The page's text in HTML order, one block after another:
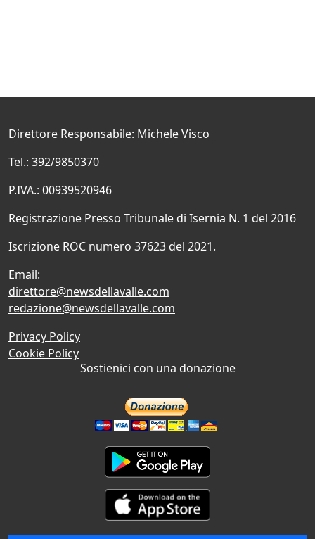
Direttore Responsabile: Michele Visco
Tel.: 392/9850370
P.IVA.: 00939520946
Registrazione Presso Tribunale di Isernia N. 1 del 2016
Iscrizione ROC numero 37623 del 2021.
Email:
direttore@newsdellavalle.com
redazione@newsdellavalle.com
Privacy Policy
Cookie Policy
Sostienici con una donazione